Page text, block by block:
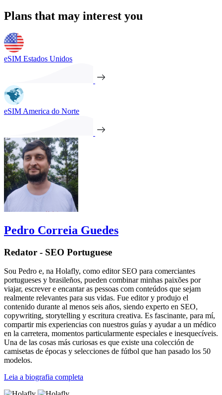
Plans that may interest you
eSIM Estados Unidos
eSIM America do Norte
Pedro Correia Guedes
Redator - SEO Portuguese
Sou Pedro e, na Holafly, como editor SEO para comerciantes
portugueses y brasileños, pueden combinar minhas paixões por
viajar, escrever e encantar as pessoas com conteúdos que sejam
realmente relevantes para sus vidas. Fue editor y produjo el
contenido durante al menos seis años, siendo experto en SEO,
copywriting, storytelling y escritura creativa. Es fascinante, para mí,
compartir mis experiencias con nuestros guías y ayudar a un médico
en la carretera, momentos particularmente especiales e inesquecíveis.
Una de las cosas más curiosas es que existe una colección de
camisetas de épocas y selecciones de fútbol que han pasado los 50
modelos.
Leia a biografia completa